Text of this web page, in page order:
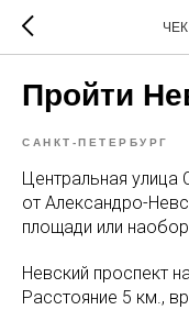
Пройти
САНКТ-ПЕТЕРБУРГ
Центральная улица
от Александро-
площади или
Невский проспект
Расстояние 5 км.,